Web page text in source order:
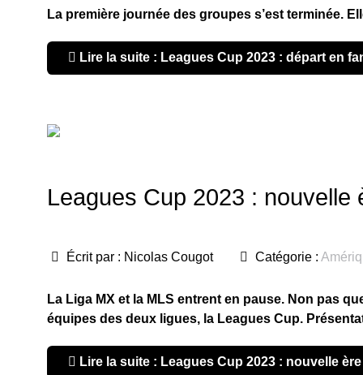
La première journée des groupes s’est terminée.
Lire la suite : Leagues Cup 2023 : départ en
Leagues Cup 2023 : nouvelle
Écrit par : Nicolas Cougot Catégorie :
La Liga MX et la MLS entrent en pause. Non pas
équipes des deux ligues, la Leagues Cup.
Lire la suite : Leagues Cup 2023 : nouvelle